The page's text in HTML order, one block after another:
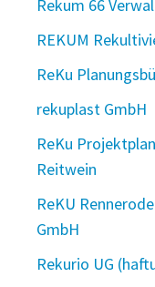
Rekum 66
REKUM
ReKu
rekuplast GmbH
ReKu
Reitwein
ReKU
GmbH
Rekurio UG